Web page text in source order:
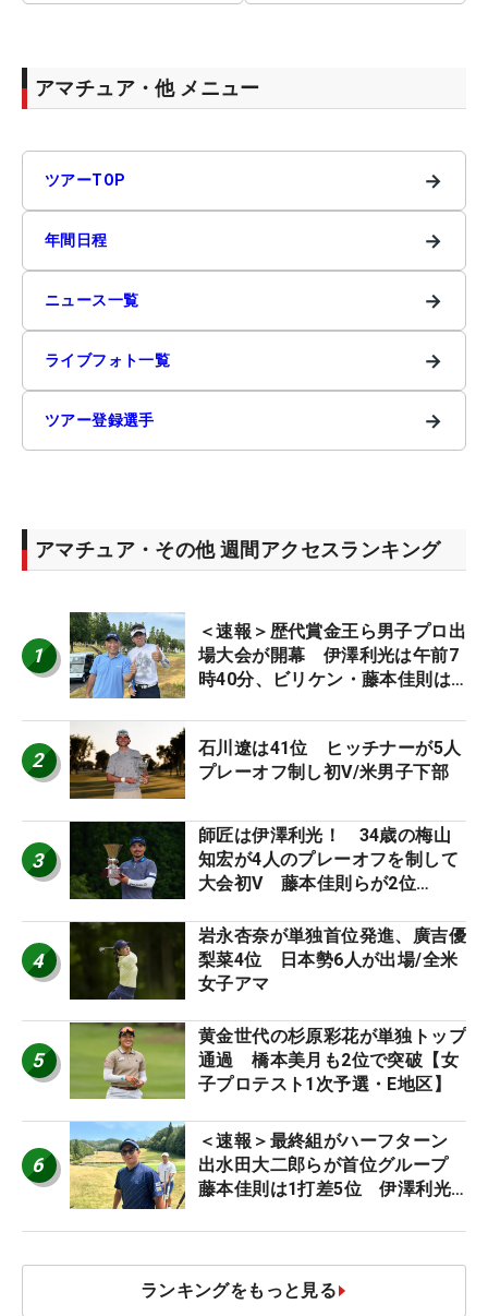
アマチュア・他 メニュー
ツアーTOP →
年間日程 →
ニュース一覧 →
ライブフォト一覧 →
ツアー登録選手 →
アマチュア・その他 週間アクセスランキング
1
＜速報＞歴代賞金王ら男子プロ出
場大会が開幕 伊澤利光は午前7
時40分、ビリケン・藤本佳則は
STAGE JOYX OPEN】
2
石川遼は41位 ヒッチナーが5人
プレーオフ制し初V/米男子下部
3
師匠は伊澤利光！ 34歳の梅山
知宏が4人のプレーオフを制して
大会初V 藤本佳則らが2位
4
岩永杏奈が単独首位発進、廣吉優
梨菜4位 日本勢6人が出場/全米
女子アマ
5
黄金世代の杉原彩花が単独トップ
通過 橋本美月も2位で突破【女
子プロテスト1次予選・E地区】
6
＜速報＞最終組がハーフターン
出水田大二郎らが首位グループ
藤本佳則は1打差5位 伊澤利光
JOYX OPEN】
ランキングをもっと見る